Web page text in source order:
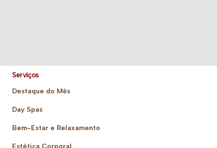
Serviços
Destaque do Mês
Day Spas
Bem-Estar e Relaxamento
Estética Corporal